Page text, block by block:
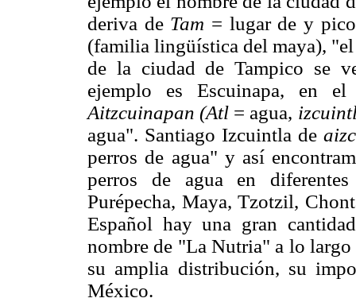
deriva de Tam = lugar de y
(familia lingüística del maya),
de la ciudad de Tampico se
ejemplo es Escuinapa, en
Aitzcuinapan (Atl = agua,
agua". Santiago Izcuintla de
perros de agua" y así
perros de agua en
Purépecha, Maya, Tzotzil,
Español hay una gran
nombre de "La Nutria" a lo
su amplia distribución, su
México.